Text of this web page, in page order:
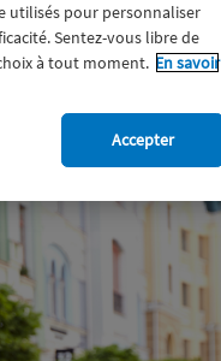
utilisés pour personnaliser
Sentez-vous libre de
à tout moment. En savoir
Accepter